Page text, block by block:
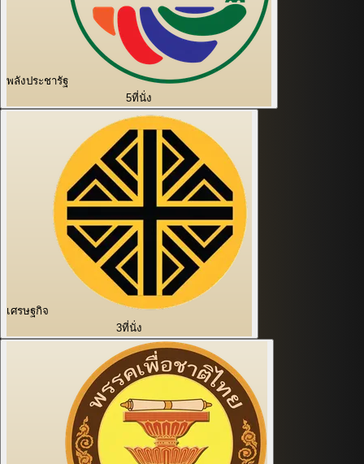
พลังประชารัฐ
5ที่นั่ง
เศรษฐกิจ
3ที่นั่ง